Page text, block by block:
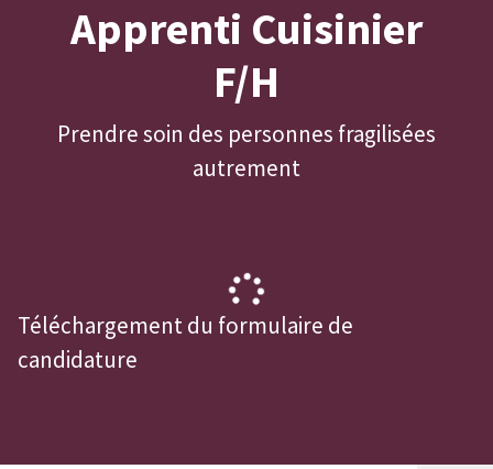
Apprenti Cuisinier
F/H
Prendre soin des personnes fragilisées
autrement
Téléchargement du formulaire de
candidature